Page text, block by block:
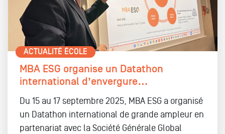
ACTUALITÉ ÉCOLE
MBA ESG organise un Datathon
international d’envergure…
Du 15 au 17 septembre 2025, MBA ESG a organisé
un Datathon international de grande ampleur en
partenariat avec la Société Générale Global